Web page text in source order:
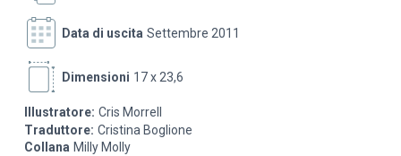
Data di uscita Settembre 2011
Dimensioni 17 x 23,6
Illustratore: Cris Morrell
Traduttore: Cristina Boglione
Collana Milly Molly